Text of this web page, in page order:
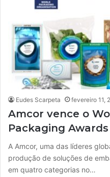
Eudes Scarpeta fevereiro 11,
Amcor vence o
Packaging Awards
A Amcor, uma das líderes
produção de soluções de
em quatro categorias no…